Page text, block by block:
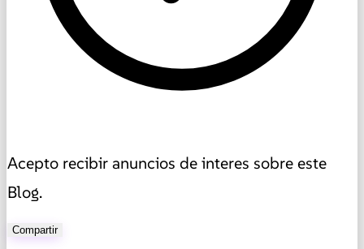
Acepto recibir anuncios de interes sobre este
Blog.
Compartir